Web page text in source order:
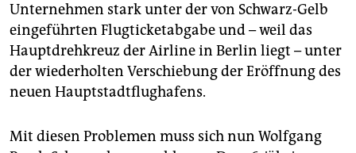
Unternehmen stark unter der von Schwarz-Gelb
eingeführten Flugticketabgabe und – weil das
Hauptdrehkreuz der Airline in Berlin liegt – unter
der wiederholten Verschiebung der Eröffnung des
neuen Hauptstadtflughafens.
Mit diesen Problemen muss sich nun Wolfgang